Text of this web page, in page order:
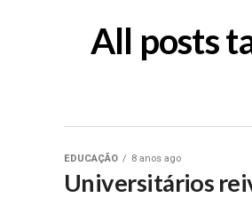
All posts
EDUCAÇÃO 8 anos ago
Universitários